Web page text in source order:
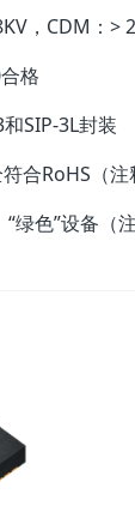
，CDM：>
格
SIP-3L封装
合RoHS（注
绿色”设备（注